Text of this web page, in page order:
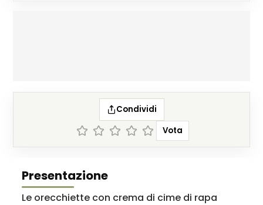
Condividi
Vota
Presentazione
Le orecchiette con crema di cime di rapa